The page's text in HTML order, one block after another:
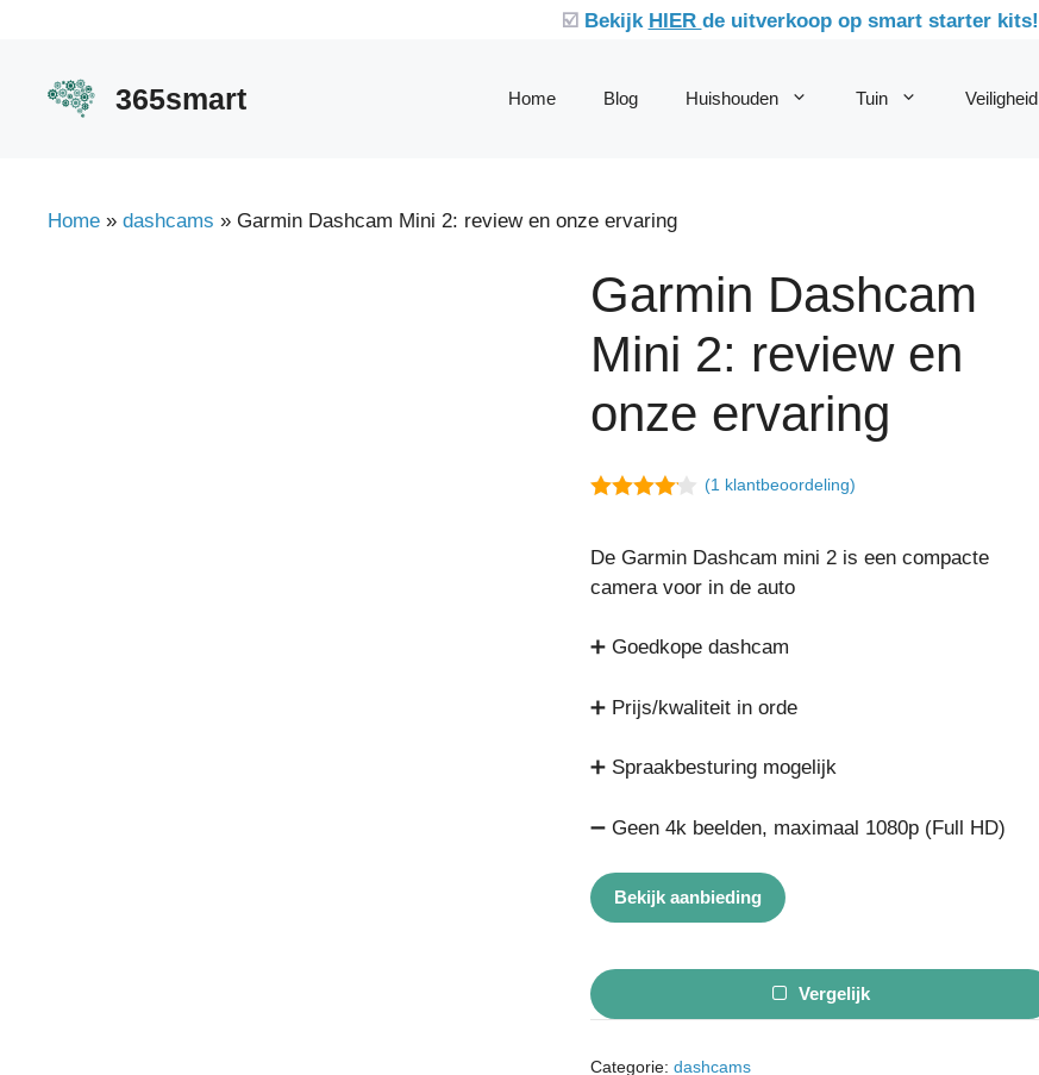
inhoud
☑️ Bekijk HIER de uitverkoop op smart starter kits!
365smart Home Blog Huishouden Tuin Veiligheid
Home » dashcams » Garmin Dashcam Mini 2: review en onze ervaring
Garmin Dashcam
Mini 2: review en
onze ervaring
(1klantbeoordeling)
De Garmin Dashcam mini 2 is een compacte
camera voor in de auto
➕ Goedkope dashcam
➕ Prijs/kwaliteit in orde
➕ Spraakbesturing mogelijk
➖ Geen 4k beelden, maximaal 1080p (Full HD)
Bekijk aanbieding
Vergelijk
Categorie:dashcams